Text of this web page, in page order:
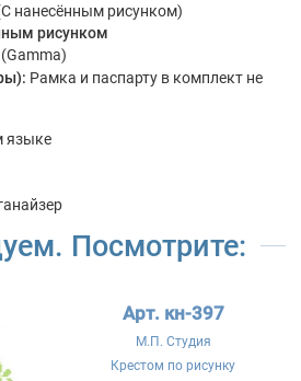
нанесённым рисунком)
рисунком
Рамка и паспарту в комплект не
языке
Посмотрите:
Арт. кн-397
М.П. Студия
Крестом по рисунку